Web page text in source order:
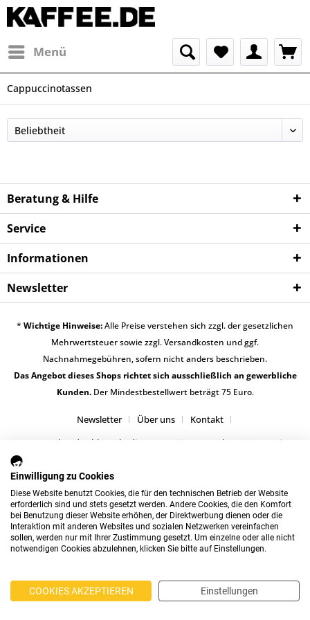
Menü
Cappuccinotassen
Beratung & Hilfe
Service
Informationen
Newsletter
* Wichtige Hinweise:Alle Preise verstehen sich zzgl. der gesetzlichen
Mehrwertsteuer sowie zzgl.Versandkosten und ggf.
Nachnahmegebühren, sofern nicht anders beschrieben.
Das Angebot dieses Shops richtet sich ausschließlich an gewerbliche
Kunden.Der Mindestbestellwert beträgt 75 Euro.
Newsletter Über uns
Kontakt
Versand und Zahlungsbedingungen
Datenschutz
Einwilligung zu Cookies
Diese Website benutzt Cookies, die für den technischen Betrieb der Website
erforderlich sind und stets gesetzt werden. Andere Cookies, die den Komfort
bei Benutzung dieser Website erhöhen, der Direktwerbung dienen oder die
Interaktion mit anderen Websites und sozialen Netzwerken vereinfachen
sollen, werden nur mit Ihrer Zustimmung gesetzt. Um einzelne oder alle nicht
notwendigen Cookies abzulehnen, klicken Sie bitte auf Einstellungen.
COOKIES AKZEPTIEREN Einstellungen